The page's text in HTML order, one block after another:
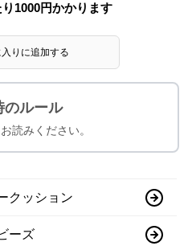
1000円かかります
りに追加する
のルール
読みください。
クッション
ーズ